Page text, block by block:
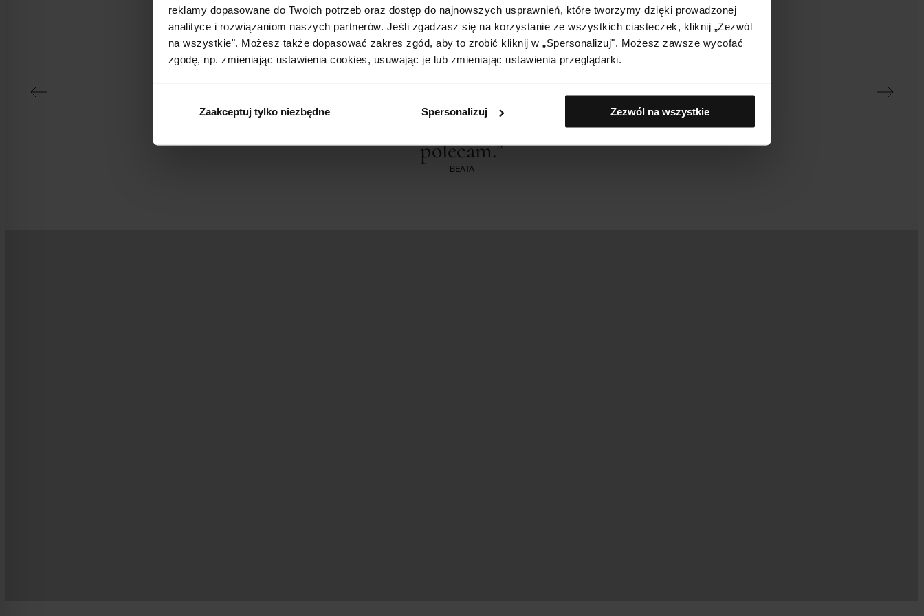
reklamy dopasowane do Twoich potrzeb oraz dostęp do najnowszych usprawnień, które tworzymy dzięki prowadzonej
analityce i rozwiązaniom naszych partnerów. Jeśli zgadzasz się na korzystanie ze wszystkich ciasteczek, kliknij „Zezwól
na wszystkie". Możesz także dopasować zakres zgód, aby to zrobić kliknij w „Spersonalizuj". Możesz zawsze wycofać
zgodę, np. zmieniając ustawienia cookies, usuwając je lub zmieniając ustawienia przeglądarki.
Zaakceptuj tylko niezbędne Spersonalizuj Zezwól na wszystkie
Polki pokochały YONELLE za spełnione obietnice
„Produkty Yonelle są rewelacyjne, stosuję je od kilku
lat i jestem bardzo zadowolona. Wszystkim je
polecam.”
BEATA
„Kosmetyki YONELLE
widzę na mojej